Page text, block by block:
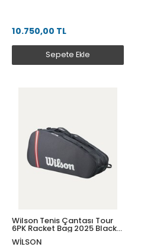
10.750,00 TL
Sepete Ekle
Wilson Tenis Çantası Tour
6PK Racket Bag 2025 Black
WR8037501001
WILSON